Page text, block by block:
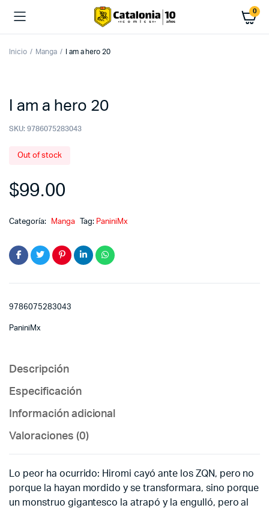
0
Inicio Manga I am a hero 20
I am a hero 20
SKU: 9786075283043
Out of stock
$99.00
Categoría: Manga Tag: PaniniMx
9786075283043
PaniniMx
Descripción
Especificación
Información adicional
Valoraciones (0)
Lo peor ha ocurrido: Hiromi cayó ante los ZQN, pero no
porque la hayan mordido y se transformara, sino porque
un monstruo gigantesco la atrapó y la engulló, pero al